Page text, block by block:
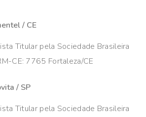
/ CE
Titular pela Sociedade Brasileira
CE: 7765 Fortaleza/CE
/ SP
Titular pela Sociedade Brasileira